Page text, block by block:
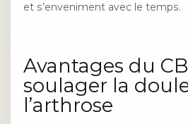
et s’enveniment avec le temps.
Avantages du
soulager la
l’arthrose